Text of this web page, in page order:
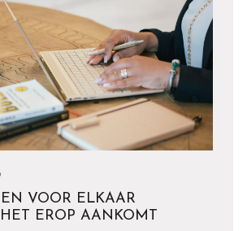
VOOR ELKAAR
EROP AANKOMT